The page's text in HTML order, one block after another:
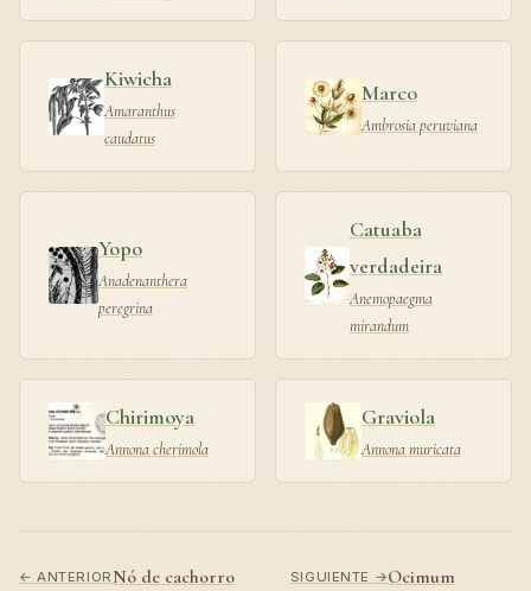
Kiwicha
Amaranthus
caudatus
Marco
Ambrosia peruviana
Yopo
Anadenanthera
peregrina
Catuaba
verdadeira
Anemopaegma
mirandum
Chirimoya
Annona cherimola
Graviola
Annona muricata
← ANTERIORNó de cachorro SIGUIENTE →Ocimum